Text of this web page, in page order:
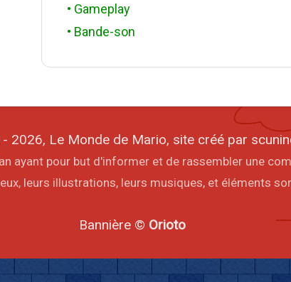
• Gameplay
• Bande-son
2026, Le Monde de Mario, site créé par
ayant pour but d'informer et de rassembler une
leurs illustrations, leurs musiques, et éléments
Bannière © Orioto